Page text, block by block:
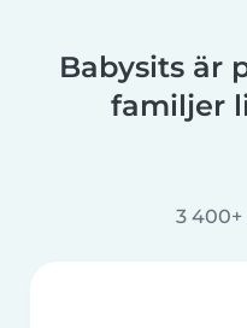
Babysits är
familjer
3